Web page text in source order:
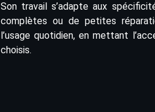
Son travail s’adapte aux
complètes ou de petites
l’usage quotidien, en mettant
choisis.